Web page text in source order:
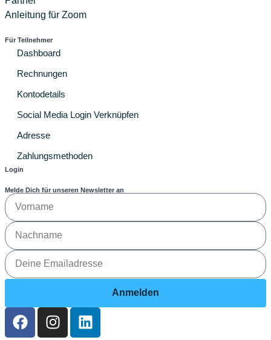
Anleitung für Zoom
Für Teilnehmer
Dashboard
Rechnungen
Kontodetails
Social Media Login Verknüpfen
Adresse
Zahlungsmethoden
Login
Melde Dich für unseren Newsletter an
Anmelden